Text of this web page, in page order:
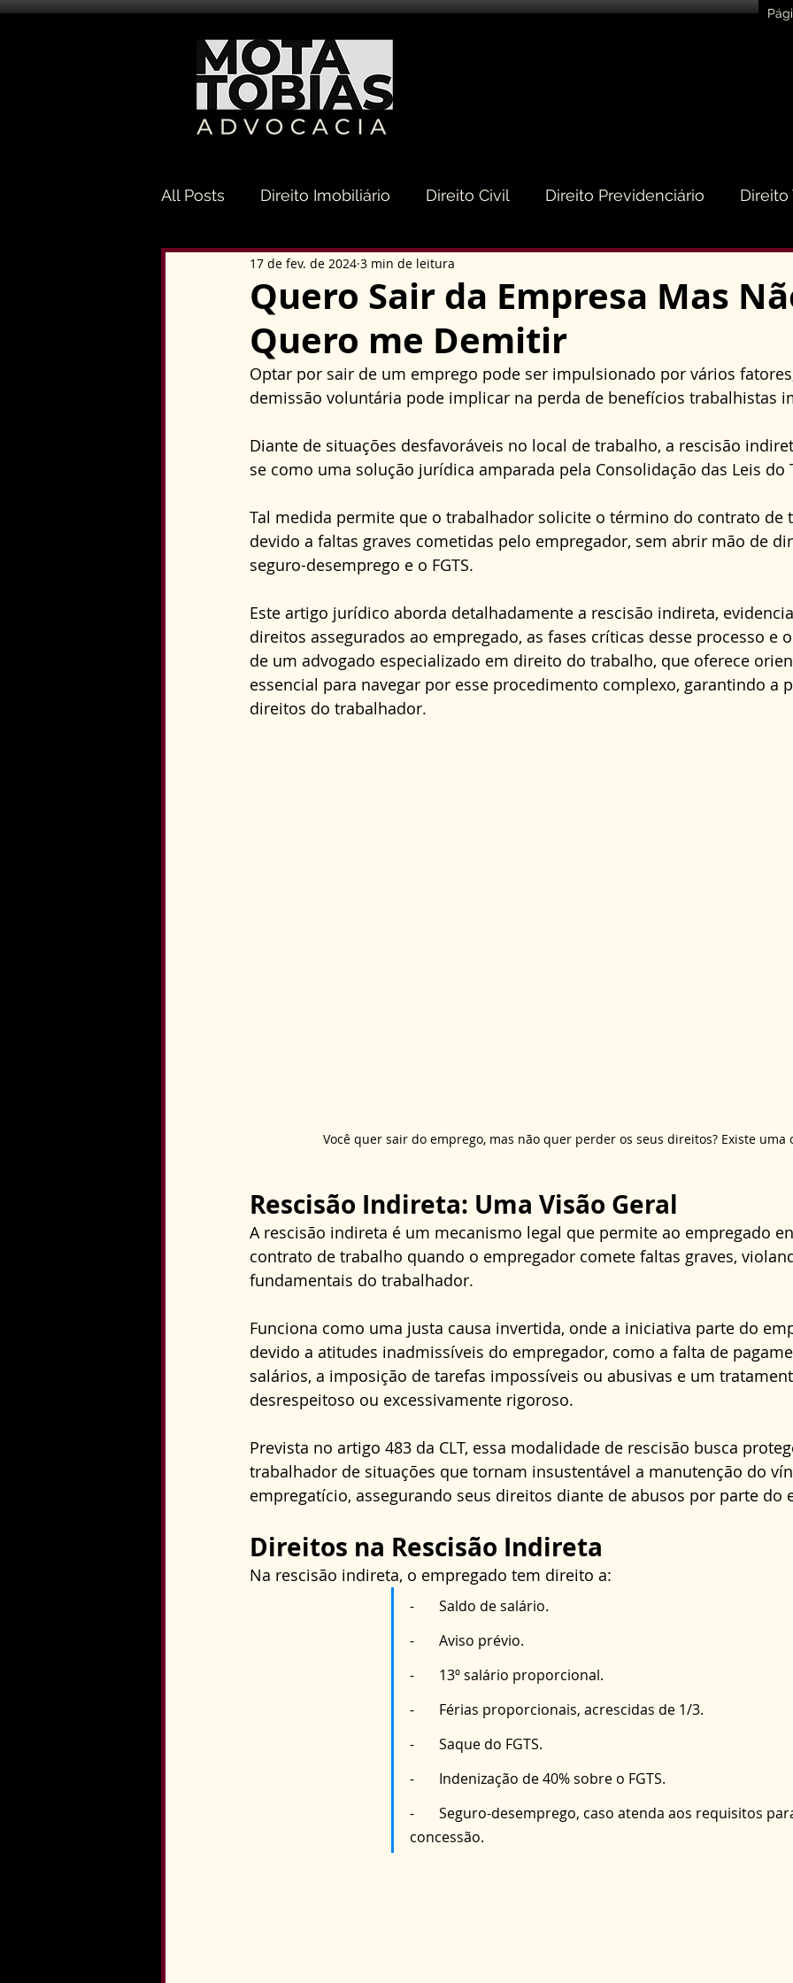
All Posts Direito Imobiliário Direito Civil Direito Previdenciário Direito
Direito Sucessório Direito do Consumidor
Direito Tributário Direito Empresarial e Societário
Direito Constitucional Direito Administrativo Direito da Saúde condo
Quero Sair da Empresa Mas
Quero me Demitir
17 de fev. de 2024 3 min de leitura
Optar por sair de um emprego pode ser impulsionado por vários
demissão voluntária pode implicar na perda de benefícios trabalhistas
Diante de situações desfavoráveis no local de trabalho, a rescisão
se como uma solução jurídica amparada pela Consolidação das Leis do
Tal medida permite que o trabalhador solicite o término do contrato de
devido a faltas graves cometidas pelo empregador, sem abrir mão de
seguro-desemprego e o FGTS.
Este artigo jurídico aborda detalhadamente a rescisão indireta,
direitos assegurados ao empregado, as fases críticas desse processo e
de um advogado especializado em direito do trabalho, que oferece
essencial para navegar por esse procedimento complexo, garantindo a
direitos do trabalhador.
Você quer sair do emprego, mas não quer perder os seus direitos? Existe uma
Rescisão Indireta: Uma Visão Geral
A rescisão indireta é um mecanismo legal que permite ao empregado
contrato de trabalho quando o empregador comete faltas graves,
fundamentais do trabalhador.
Funciona como uma justa causa invertida, onde a iniciativa parte do
devido a atitudes inadmissíveis do empregador, como a falta de
salários, a imposição de tarefas impossíveis ou abusivas e um
desrespeitoso ou excessivamente rigoroso.
Prevista no artigo 483 da CLT, essa modalidade de rescisão busca
trabalhador de situações que tornam insustentável a manutenção do
empregatício, assegurando seus direitos diante de abusos por parte do
Direitos na Rescisão Indireta
Na rescisão indireta, o empregado tem direito a:
-       Saldo de salário.
-       Aviso prévio.
-       13º salário proporcional.
-       Férias proporcionais, acrescidas de 1/3.
-       Saque do FGTS.
-       Indenização de 40% sobre o FGTS.
-       Seguro-desemprego, caso atenda aos requisitos
concessão.